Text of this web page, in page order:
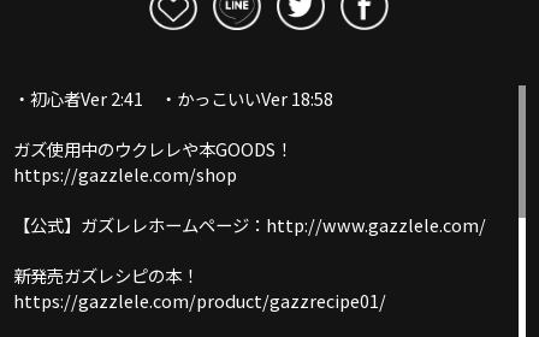
・初心者Ver 2:41 ・かっこいいVer 18:58
ガズ使用中のウクレレや本GOODS！
https://gazzlele.com/shop
【公式】ガズレレホームページ：http://www.gazzlele.com/
新発売ガズレシピの本！
https://gazzlele.com/product/gazzrecipe01/